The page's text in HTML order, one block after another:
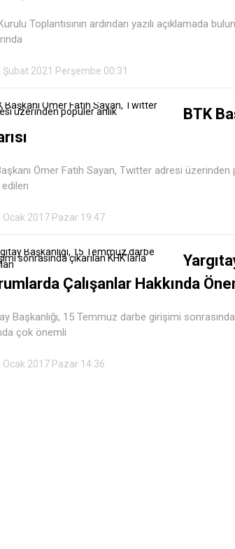
Toplantısının ardından yazılı açıklamada
Şubat 2021 Perşembe 00:31
BTK
Ömer Fatih Sayan, Twitter adresi
Ocak 2017 Pazar 19:47
Çalışanlar Hakkında
Başkanlığı, 15 Temmuz darbe girişimi
çok önemli
Ocak 2017 Pazar 14:36